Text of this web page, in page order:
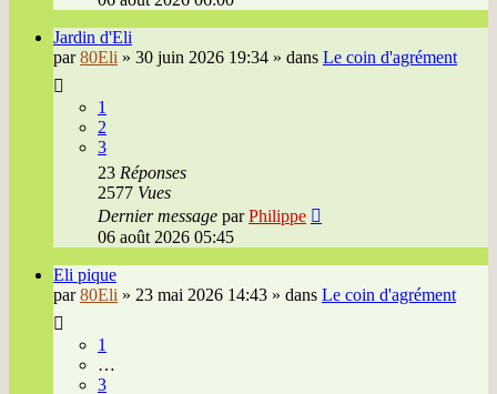
Jardin d'Eli
par80Eli » 30 juin 2026 19:34 » dans Le coin d'agrément
1
2
3
23 Réponses
2577 Vues
Dernier message parPhilippe
06 août 2026 05:45
Eli pique
par80Eli » 23 mai 2026 14:43 » dans Le coin d'agrément
1
…
3